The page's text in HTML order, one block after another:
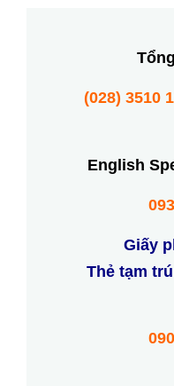
(028) 3510
English
Giấy
Thẻ tạm